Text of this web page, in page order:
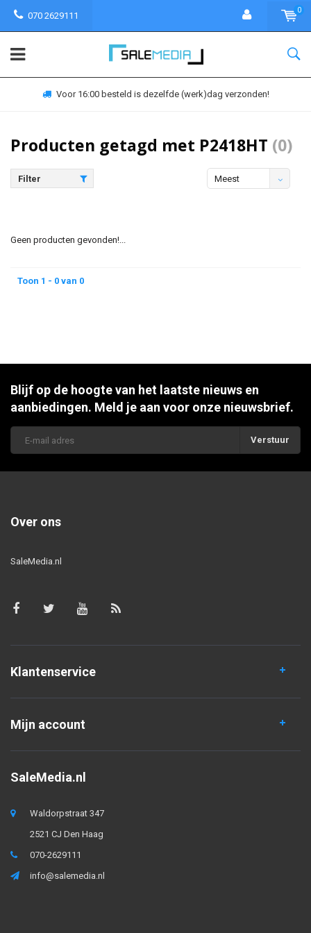
070 2629111
0
Voor 16:00 besteld is dezelfde (werk)dag verzonden!
Producten getagd met P2418HT (0)
Filter
Meest
Geen producten gevonden!...
Toon 1 - 0 van 0
Blijf op de hoogte van het laatste nieuws en
aanbiedingen. Meld je aan voor onze nieuwsbrief.
Verstuur
Over ons
SaleMedia.nl
Klantenservice
Mijn account
SaleMedia.nl
Waldorpstraat 347
2521 CJ Den Haag
070-2629111
info@salemedia.nl